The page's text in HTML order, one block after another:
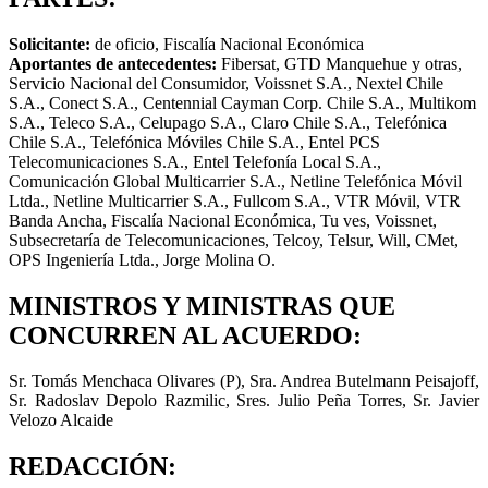
Solicitante: de oficio, Fiscalía Nacional Económica
Aportantes de antecedentes: Fibersat, GTD Manquehue y otras,
Servicio Nacional del Consumidor, Voissnet S.A., Nextel Chile
S.A., Conect S.A., Centennial Cayman Corp. Chile S.A., Multikom
S.A., Teleco S.A., Celupago S.A., Claro Chile S.A., Telefónica
Chile S.A., Telefónica Móviles Chile S.A., Entel PCS
Telecomunicaciones S.A., Entel Telefonía Local S.A.,
Comunicación Global Multicarrier S.A., Netline Telefónica Móvil
Ltda., Netline Multicarrier S.A., Fullcom S.A., VTR Móvil, VTR
Banda Ancha, Fiscalía Nacional Económica, Tu ves, Voissnet,
Subsecretaría de Telecomunicaciones, Telcoy, Telsur, Will, CMet,
OPS Ingeniería Ltda., Jorge Molina O.
MINISTROS Y MINISTRAS QUE
CONCURREN AL ACUERDO:
Sr. Tomás Menchaca Olivares (P), Sra. Andrea Butelmann Peisajoff,
Sr. Radoslav Depolo Razmilic, Sres. Julio Peña Torres, Sr. Javier
Velozo Alcaide
REDACCIÓN: